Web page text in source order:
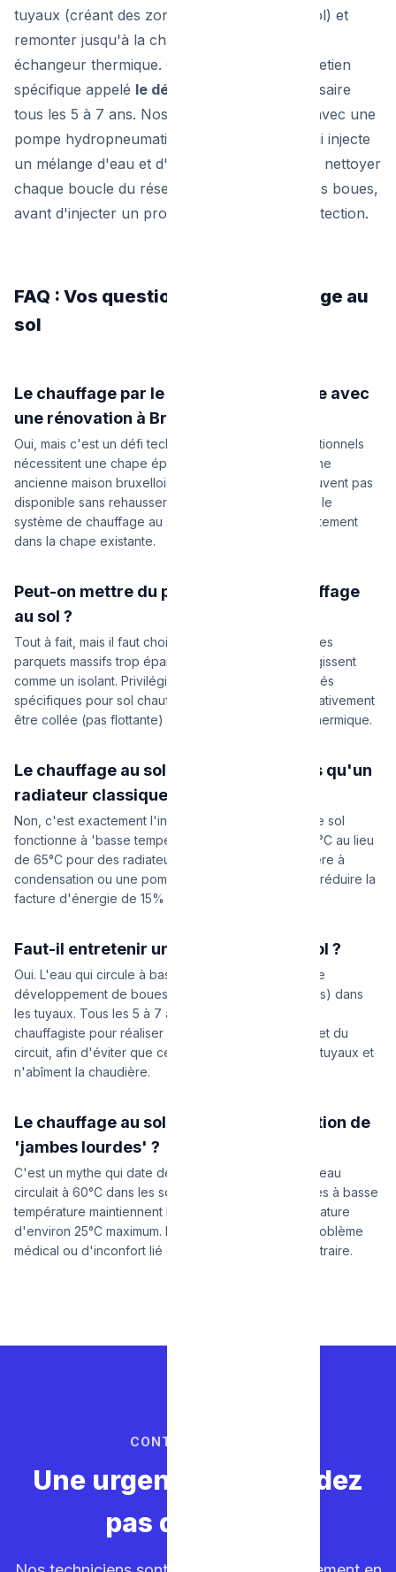
tuyaux (créant des zones froides sur votre sol) et
remonter jusqu'à la chaudière, détruisant son
échangeur thermique. C'est pourquoi un entretien
spécifique appelé le désembouage
est nécessaire
tous les 5 à 7 ans. Nos techniciens viennent avec une
pompe hydropneumatique professionnelle qui injecte
un mélange d'eau et d'air sous pression pour nettoyer
chaque boucle du réseau et éliminer toutes les boues,
avant d'injecter un produit "inhibiteur" de protection.
FAQ : Vos questions sur le chauffage au
sol
Le chauffage par le sol est-il compatible avec
une rénovation à Bruxelles ?
Oui, mais c'est un défi technique. Les systèmes traditionnels
nécessitent une chape épaisse de 6 à 8 cm. Dans une
ancienne maison bruxelloise, cette hauteur n'est souvent pas
disponible sans rehausser les portes. La solution est le
système de chauffage au sol 'mince' ou fraisé directement
dans la chape existante.
Peut-on mettre du parquet sur un chauffage
au sol ?
Tout à fait, mais il faut choisir le bon parquet. Évitez les
parquets massifs trop épais (chêne de 20mm) qui agissent
comme un isolant. Privilégiez les parquets contrecollés
spécifiques pour sol chauffant, et la pose doit impérativement
être collée (pas flottante) pour assurer le transfert thermique.
Le chauffage au sol consomme-t-il plus qu'un
radiateur classique ?
Non, c'est exactement l'inverse ! Le chauffage par le sol
fonctionne à 'basse température' (l'eau circule à 35°C au lieu
de 65°C pour des radiateurs). Couplé à une chaudière à
condensation ou une pompe à chaleur, il permet de réduire la
facture d'énergie de 15% à 20% en moyenne.
Faut-il entretenir un chauffage par le sol ?
Oui. L'eau qui circule à basse température favorise le
développement de boues organiques (des bactéries) dans
les tuyaux. Tous les 5 à 7 ans, il faut faire appel à un
chauffagiste pour réaliser un 'désembouage' complet du
circuit, afin d'éviter que ces boues ne bouchent les tuyaux et
n'abîment la chaudière.
Le chauffage au sol donne-t-il la sensation de
'jambes lourdes' ?
C'est un mythe qui date des années 1960, lorsque l'eau
circulait à 60°C dans les sols. Les systèmes modernes à basse
température maintiennent le sol à une douce température
d'environ 25°C maximum. Il n'y a donc plus aucun problème
médical ou d'inconfort lié à ce système, bien au contraire.
CONTACTEZ-NOUS
Une urgence ? Ne perdez
pas de temps.